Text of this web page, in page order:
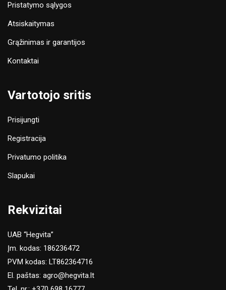
Pristatymo sąlygos
Atsiskaitymas
Grąžinimas ir garantijos
Kontaktai
Vartotojo sritis
Prisijungti
Registracija
Privatumo politika
Slapukai
Rekvizitai
UAB “Hegvita”
Įm. kodas: 186236472
PVM kodas: LT862364716
El. paštas: agro@hegvita.lt